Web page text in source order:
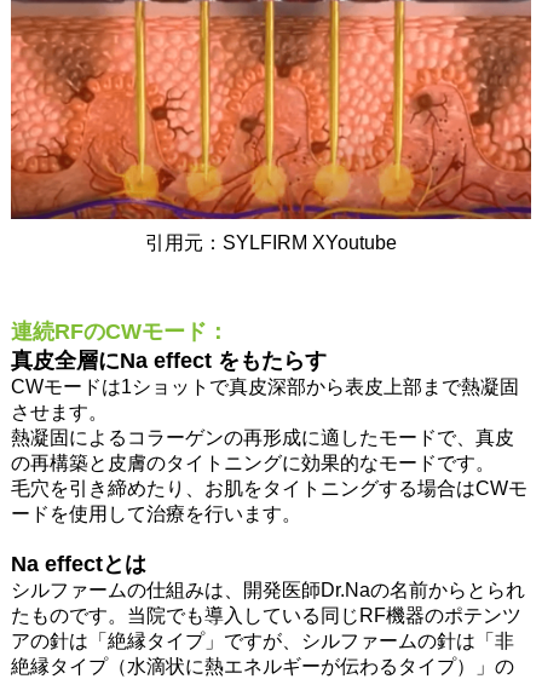
引用元：SYLFIRM XYoutube
連続RFのCWモード：
真皮全層にNa effect をもたらす
CWモードは1ショットで真皮深部から表皮上部まで熱凝固
させます。
熱凝固によるコラーゲンの再形成に適したモードで、真皮
の再構築と皮膚のタイトニングに効果的なモードです。
毛穴を引き締めたり、お肌をタイトニングする場合はCWモ
ードを使用して治療を行います。
Na effectとは
シルファームの仕組みは、開発医師Dr.Naの名前からとられ
たものです。当院でも導入している同じRF機器のポテンツ
アの針は「絶縁タイプ」ですが、シルファームの針は「非
絶縁タイプ（水滴状に熱エネルギーが伝わるタイプ）」の